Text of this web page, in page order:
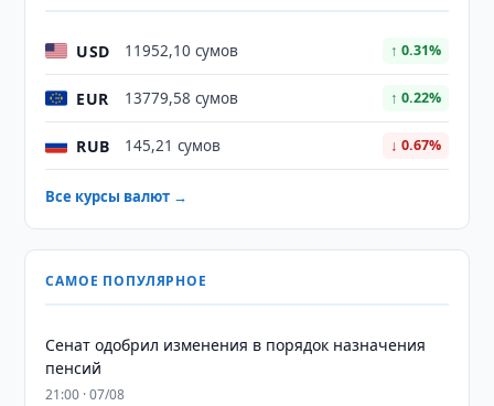
USD 11952,10 сумов ↑ 0.31%
EUR 13779,58 сумов ↑ 0.22%
RUB 145,21 сумов ↓ 0.67%
Все курсы валют →
САМОЕ ПОПУЛЯРНОЕ
Сенат одобрил изменения в порядок назначения
пенсий
21:00 · 07/08